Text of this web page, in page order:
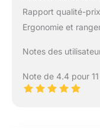
Rapport qualité-
Ergonomie et
Notes des
Note de 4.4 pour